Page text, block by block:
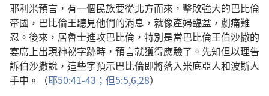
耶利米預言，有一個民族要從北方而來，擊敗強大的巴比倫
帝國，巴比倫王聽見他們的消息，就像產婦臨盆，劇痛難
忍。後來，居魯士進攻巴比倫，特別是當巴比倫王伯沙撒的
宴席上出現神祕字跡時，預言就獲得應驗了。先知但以理告
訴伯沙撒說，這些字預示巴比倫即將落入米底亞人和波斯人
手中。（耶50:41-43； 但5:5,6,28）